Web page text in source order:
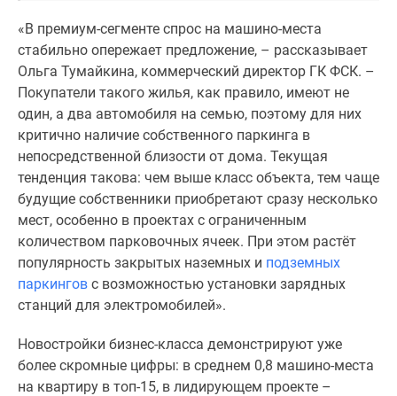
Медиа
Новости
недвижимости
Мнение
эксперта
Аналитика
рынка
Покупателю
Экспертиза
новостроек
Эксперты
авторы
Контакты
Реклама
«В премиум-сегменте спрос на машино-места
стабильно опережает предложение, – рассказывает
Ольга Тумайкина, коммерческий директор ГК ФСК. –
Покупатели такого жилья, как правило, имеют не
один, а два автомобиля на семью, поэтому для них
критично наличие собственного паркинга в
непосредственной близости от дома. Текущая
тенденция такова: чем выше класс объекта, тем чаще
будущие собственники приобретают сразу несколько
мест, особенно в проектах с ограниченным
количеством парковочных ячеек. При этом растёт
популярность закрытых наземных и подземных
паркингов с возможностью установки зарядных
станций для электромобилей».
Новостройки бизнес-класса демонстрируют уже
более скромные цифры: в среднем 0,8 машино-места
на квартиру в топ-15, в лидирующем проекте –